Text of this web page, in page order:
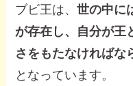
ブビ王は、世の中に
が存在し、自分が王
さをもたなければな
となっています。